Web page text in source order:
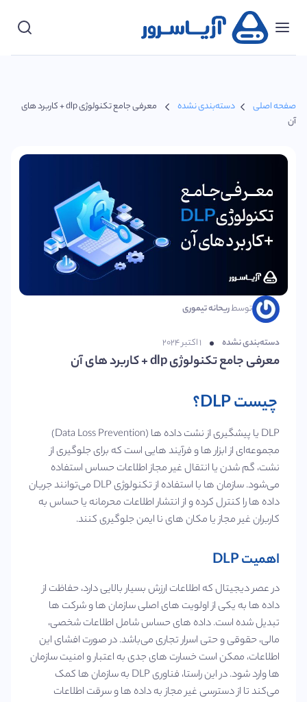
کنید
صفحه اصلی دسته‌بندی نشده
معرفی جامع تکنولوژی dlp + کاربرد های
آن
توسطریحانه تیموری
دسته‌بندی نشده ۱ اکتبر ۲۰۲۴
معرفی جامع تکنولوژی dlp + کاربرد های آن
چیست DLP؟
DLP یا پیشگیری از نشت داده‌ ها (Data Loss Prevention)
مجموعه‌ای از ابزار ها و فرآیند هایی است که برای جلوگیری از
نشت، گم شدن یا انتقال غیر مجاز اطلاعات حساس استفاده
می‌شود. سازمان‌ ها با استفاده از تکنولوژی DLP می‌توانند جریان
داده‌ ها را کنترل کرده و از انتشار اطلاعات محرمانه یا حساس به
کاربران غیر مجاز یا مکان‌ های نا ایمن جلوگیری کنند.
اهمیت DLP
در عصر دیجیتال که اطلاعات ارزش بسیار بالایی دارد، حفاظت از
داده‌ ها به یکی از اولویت‌ های اصلی سازمان‌ ها و شرکت‌ ها
تبدیل شده است. داده‌ های حساس شامل اطلاعات شخصی،
مالی، حقوقی و حتی اسرار تجاری می‌باشد. در صورت افشای این
اطلاعات، ممکن است خسارت‌ های جدی به اعتبار و امنیت سازمان‌
ها وارد شود. در این راستا، فناوری DLP به سازمان‌ ها کمک
می‌کند تا از دسترسی غیر مجاز به داده‌ ها و سرقت اطلاعات